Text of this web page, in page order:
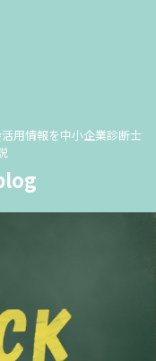
用情報を中小企業診断士